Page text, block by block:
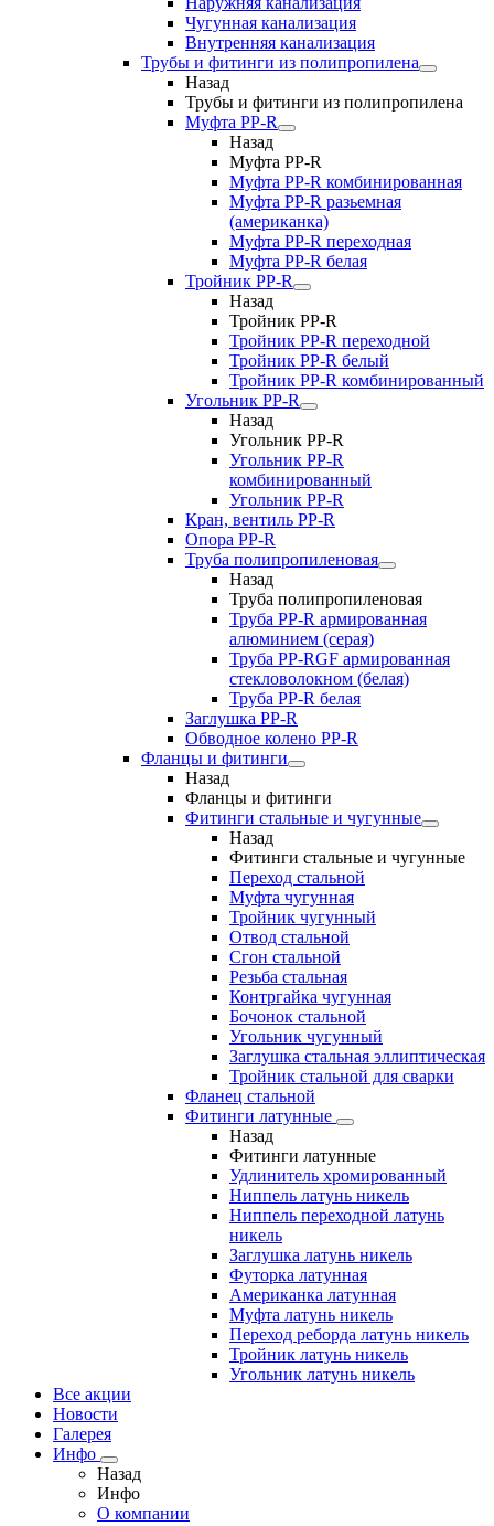
Чугунная канализация
Внутренняя канализация
Трубы и фитинги из полипропилена
Назад
Трубы и фитинги из полипропилена
Муфта PP-R
Назад
Муфта PP-R
Муфта РР-R комбинированная
Муфта РР-R разьемная
(американка)
Муфта РР-R переходная
Муфта РР-R белая
Тройник PP-R
Назад
Тройник PP-R
Тройник РР-R переходной
Тройник РР-R белый
Тройник РР-R комбинированный
Угольник PP-R
Назад
Угольник PP-R
Угольник РР-R
комбинированный
Угольник РР-R
Кран, вентиль PP-R
Опора PP-R
Труба полипропиленовая
Назад
Труба полипропиленовая
Труба PP-R армированная
алюминием (серая)
Труба PP-RGF армированная
стекловолокном (белая)
Труба РР-R белая
Заглушка PP-R
Обводное колено PP-R
Фланцы и фитинги
Назад
Фланцы и фитинги
Фитинги стальные и чугунные
Назад
Фитинги стальные и чугунные
Переход стальной
Муфта чугунная
Тройник чугунный
Отвод стальной
Сгон стальной
Резьба стальная
Контргайка чугунная
Бочонок стальной
Угольник чугунный
Заглушка стальная эллиптическая
Тройник стальной для сварки
Фланец стальной
Фитинги латунные
Назад
Фитинги латунные
Удлинитель хромированный
Ниппель латунь никель
Ниппель переходной латунь
никель
Заглушка латунь никель
Футорка латунная
Американка латунная
Муфта латунь никель
Переход реборда латунь никель
Тройник латунь никель
Угольник латунь никель
Все акции
Новости
Галерея
Инфо
Назад
Инфо
О компании